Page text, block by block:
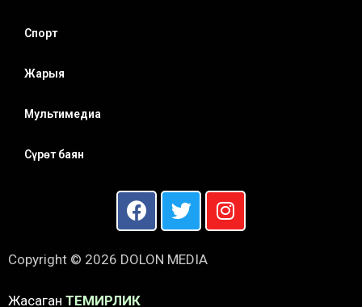
Спорт
Жарыя
Мультимедиа
Сүрөт баян
Copyright © 2026 DOLON MEDIA
Жасаган ТЕМИРЛИК